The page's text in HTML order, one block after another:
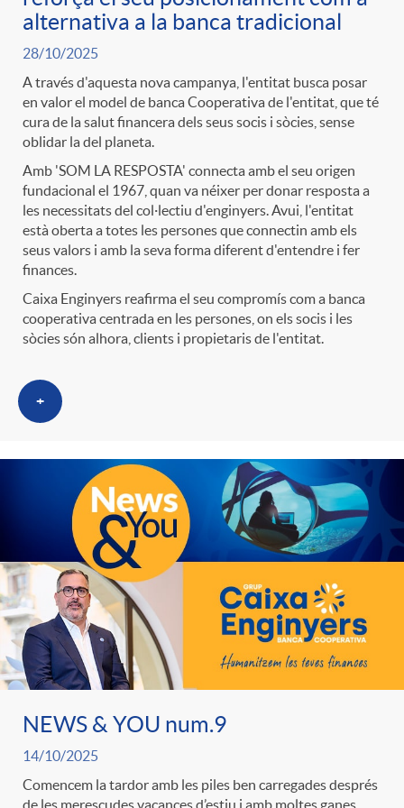
t
r
o
C
a
t
e
g
r
i
a
s
n
g
u
t
s
alternativa a la banca tradicional
28/10/2025
A través d'aquesta nova campanya, l'entitat busca posar
en valor el model de banca Cooperativa de l'entitat, que té
cura de la salut financera dels seus socis i sòcies, sense
oblidar la del planeta.
Amb 'SOM LA RESPOSTA' connecta amb el seu origen
fundacional el 1967, quan va néixer per donar resposta a
les necessitats del col·lectiu d'enginyers. Avui, l'entitat
està oberta a totes les persones que connectin amb els
seus valors i amb la seva forma diferent d'entendre i fer
finances.
Caixa Enginyers reafirma el seu compromís com a banca
cooperativa centrada en les persones, on els socis i les
sòcies són alhora, clients i propietaris de l'entitat.
+
NEWS & YOU num.9
14/10/2025
Comencem la tardor amb les piles ben carregades després
de les merescudes vacances d’estiu i amb moltes ganes